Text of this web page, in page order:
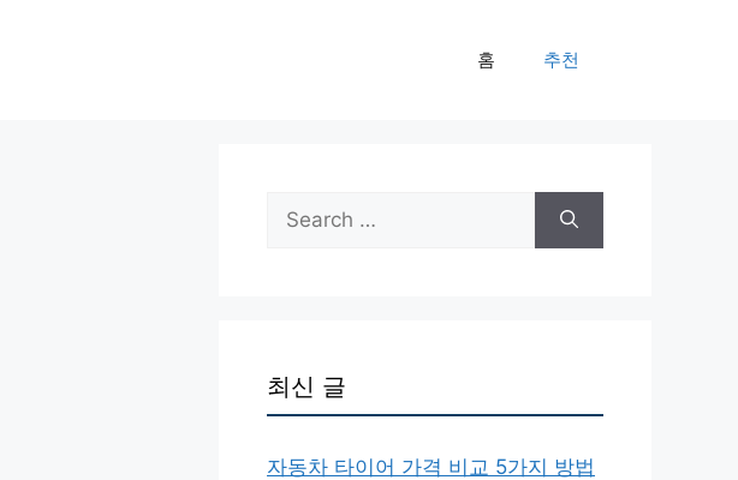
홈 추천
Search
for:
최신 글
자동차 타이어 가격 비교 5가지 방법